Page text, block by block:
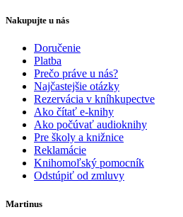
Nakupujte u nás
Doručenie
Platba
Prečo práve u nás?
Najčastejšie otázky
Rezervácia v kníhkupectve
Ako čítať e-knihy
Ako počúvať audioknihy
Pre školy a knižnice
Reklamácie
Knihomoľský pomocník
Odstúpiť od zmluvy
Martinus